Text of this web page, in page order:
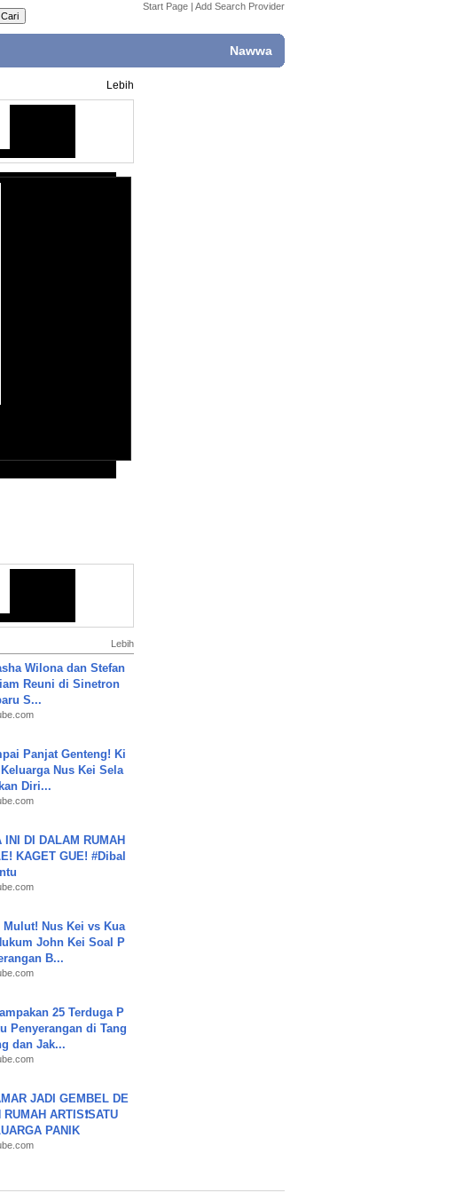
Start Page | Add Search Provider
Nawwa
Lebih
Lebih
Wilona dan Stefan
Reuni di Sinetron
S...
Panjat Genteng! Ki
Nus Kei Sela
Diri...
INI DI DALAM RUMAH
KAGET GUE! #Dibal
Mulut! Nus Kei vs Kua
John Kei Soal P
B...
25 Terduga P
Penyerangan di Tang
dan Jak...
JADI GEMBEL DE
RUMAH ARTIS❗SATU
PANIK